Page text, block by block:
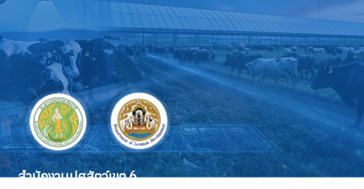
สำนักงานปศุสัตว์เขต 6